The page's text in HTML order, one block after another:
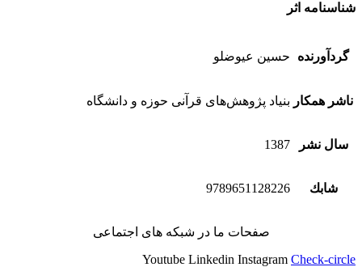
شناسنامه اثر
گردآورنده حسین عیوضلو
ناشر همکار بنیاد پژوهش‌های قرآنی حوزه و دانشگاه
سال نشر 1387
شابك 9789651128226
صفحات ما در شبکه های اجتماعی
Youtube Linkedin Instagram Check-circle